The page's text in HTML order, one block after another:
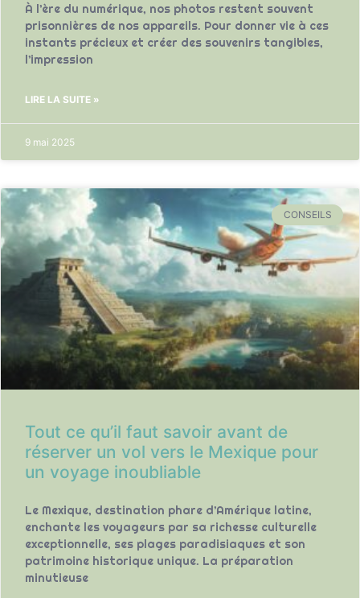
À l’ère du numérique, nos photos restent souvent
prisonnières de nos appareils. Pour donner vie à ces
instants précieux et créer des souvenirs tangibles,
l’impression
LIRE LA SUITE »
9 mai 2025
CONSEILS
Tout ce qu’il faut savoir avant de
réserver un vol vers le Mexique pour
un voyage inoubliable
Le Mexique, destination phare d’Amérique latine,
enchante les voyageurs par sa richesse culturelle
exceptionnelle, ses plages paradisiaques et son
patrimoine historique unique. La préparation
minutieuse